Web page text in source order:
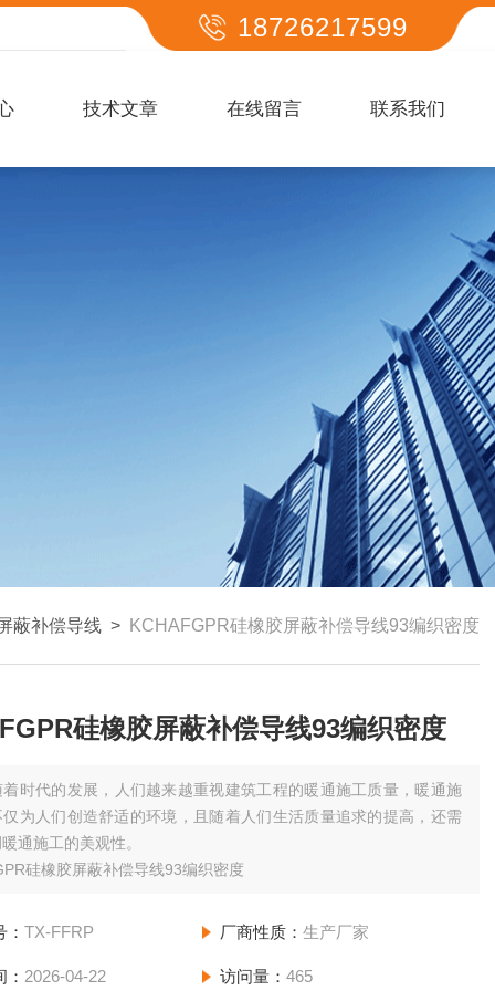
18726217599
技术文章 在线留言 联系我们
蔽补偿导线 > KCHAFGPR硅橡胶屏蔽补偿导线93编织密度
硅橡胶屏蔽补偿导线93编织密度
着时代的发展，人们越来越重视建筑工程的暖通施工质量，暖通施
仅为人们创造舒适的环境，且随着人们生活质量追求的提高，还需
通施工的美观性。
硅橡胶屏蔽补偿导线93编织密度
：TX-FFRP 厂商性质： 生产厂家
2026-04-22 访问量： 465